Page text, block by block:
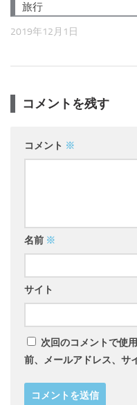
旅行
2019年12月1日
コメントを残す
コメント ※
名前 ※
サイト
次回のコメントで使
前、メールアドレス、サ